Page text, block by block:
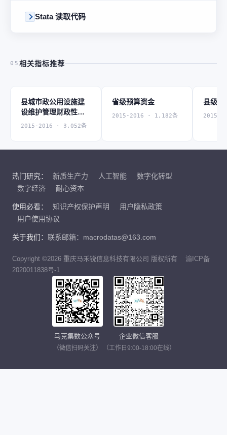
Stata 读取代码
05 相关指标推荐
县城市政公用设施建
设维护管理财政性资
金收入
2015-2016 · 3,052条
省级预算资金
2015-2016 · 1,182条
县级预
2015-
热门研究： 新质生产力 人工智能
数字化转型
数字经济
耐心资本
使用必看： 知识产权保护声明
用户隐私政策
用户使用协议
关于我们： 联系邮箱：macrodatas@163.com
Copyright ©2026 重庆马禾锐信息科技有限公司 版权所有
渝ICP备
2020011838号-1
马克集数公众号
（微信扫码关注）
企业微信客服
（工作日9:00-18:00在线）